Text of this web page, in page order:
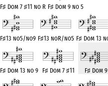
F♯ Dom 7 ♯11 no R F♯ Dom 9 no 5
F♯13 no5/no9 F♯13 noR/no5 F♯ Dom 13
F♯ Dom 13 no 9 F♯Dom 7 ♯11 F♯ Dom 9